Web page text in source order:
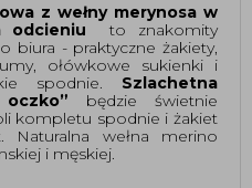
z wełny merynosa w
odcieniu
to znakomity
biura - praktyczne żakiety,
ołówkowe sukienki i
spodnie. Szlachetna
będzie świetnie
kompletu spodnie i żakiet
wełna merino
i męskiej.